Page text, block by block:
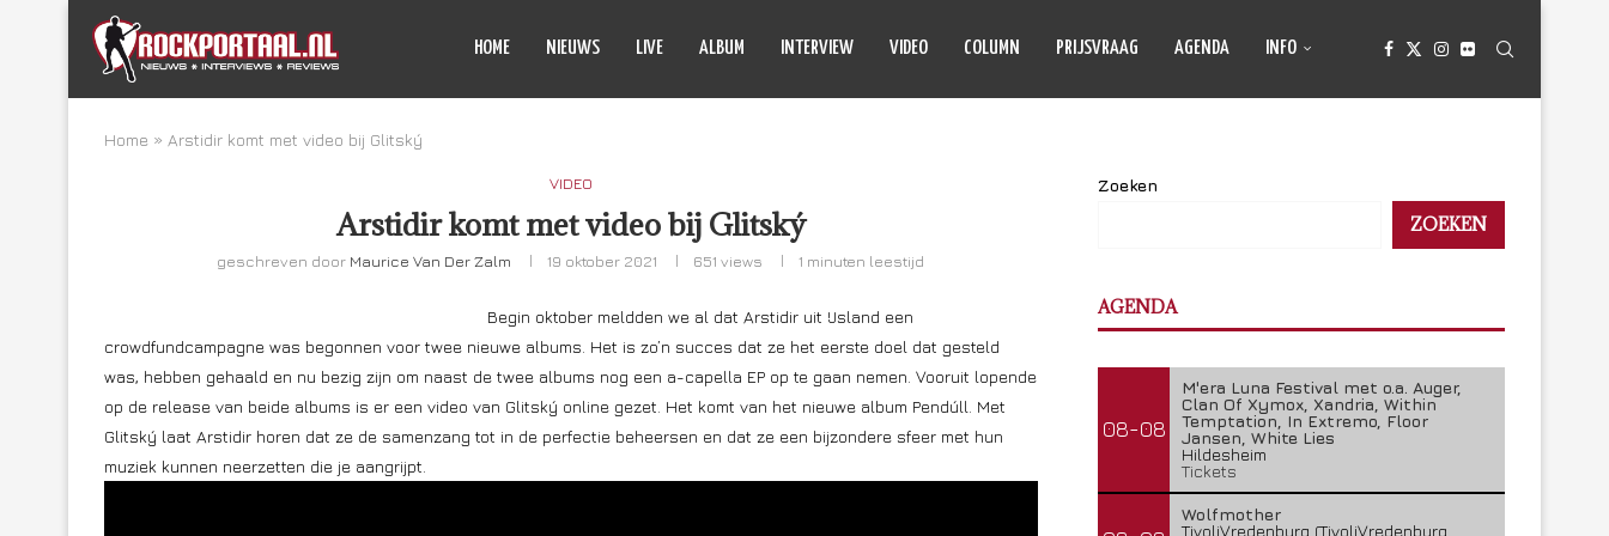
HOME NIEUWS LIVE ALBUM INTERVIEW VIDEO COLUMN PRIJSVRAAG AGENDA INFO
Home » Arstidir komt met video bij Glitský
VIDEO
Arstidir komt met video bij Glitský
geschreven door Maurice Van Der Zalm 19 oktober 2021 651 views 1 minuten leestijd
Begin oktober meldden we al dat Arstidir uit IJsland een
crowdfundcampagne was begonnen voor twee nieuwe albums. Het is zo’n succes dat ze het eerste doel dat gesteld
was, hebben gehaald en nu bezig zijn om naast de twee albums nog een a-capella EP op te gaan nemen. Vooruit lopende
op de release van beide albums is er een video van Glitský online gezet. Het komt van het nieuwe album Pendúll. Met
Glitský laat Arstidir horen dat ze de samenzang tot in de perfectie beheersen en dat ze een bijzondere sfeer met hun
muziek kunnen neerzetten die je aangrijpt.
Zoeken
ZOEKEN
AGENDA
08-08
M'era Luna Festival met o.a. Auger,
Clan Of Xymox, Xandria, Within
Temptation, In Extremo, Floor
Jansen, White Lies
Hildesheim
Tickets
Wolfmother
TivoliVredenburg (TivoliVredenburg